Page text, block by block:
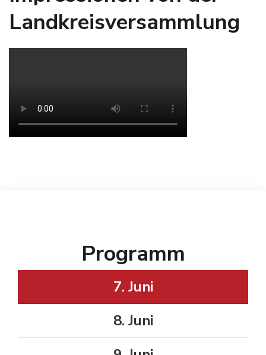
Landkreisversammlung
Programm
7. Juni
8. Juni